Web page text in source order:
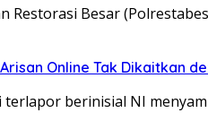
Restorasi Besar
Online Tak Dikaitkan
terlapor berinisial NI